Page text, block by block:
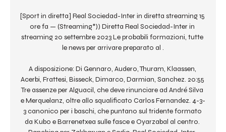
[Sport in diretta] Real Sociedad-Inter in diretta streaming 15
ore fa — (Streaming*)) Diretta Real Sociedad-Inter in
streaming 20 settembre 2023 Le probabili formazioni, tutte
le news per arrivare preparato al .
A disposizione: Di Gennaro, Audero, Thuram, Klaassen,
Acerbi, Frattesi, Bisseck, Dimarco, Darmian, Sanchez. 20:55
Tre assenze per Alguacil, che deve rinunciare ad André Silva
e Merquelanz, oltre allo squalificato Carlos Fernandez. 4-3-
3 canonico per i baschi, che puntano sul tridente formato
da Kubo e Barrenetxea sulle fasce e Oyarzabal al centro.